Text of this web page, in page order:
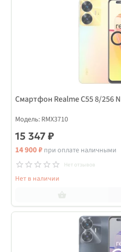
Смартфон Realme С55 8/256
Модель: RMX3710
15 347 ₽
14 900 ₽ при оплате наличными
Нет отзывов
Нет в наличии